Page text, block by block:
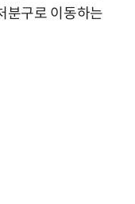
분구로 이동하는